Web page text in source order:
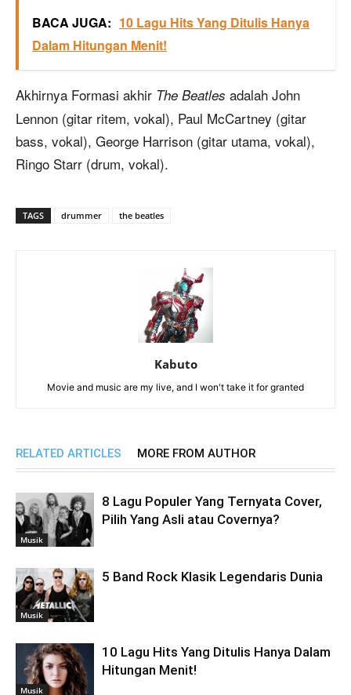
BACA JUGA: 10 Lagu Hits Yang Ditulis Hanya
Dalam Hitungan Menit!
Akhirnya Formasi akhir The Beatles adalah John
Lennon (gitar ritem, vokal), Paul McCartney (gitar
bass, vokal), George Harrison (gitar utama, vokal),
Ringo Starr (drum, vokal).
TAGS drummer the beatles
Kabuto
Movie and music are my live, and I won't take it for granted
RELATED ARTICLES MORE FROM AUTHOR
Musik
8 Lagu Populer Yang Ternyata Cover,
Pilih Yang Asli atau Covernya?
Musik
5 Band Rock Klasik Legendaris Dunia
Musik
10 Lagu Hits Yang Ditulis Hanya Dalam
Hitungan Menit!